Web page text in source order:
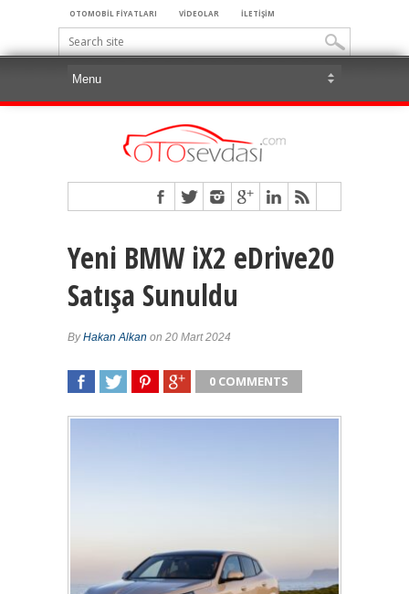
OTOMOBİL FİYATLARI VİDEOLAR İLETİŞİM
Yeni BMW iX2 eDrive20
Satışa Sunuldu
ByHakan Alkan on 20 Mart 2024
0 COMMENTS